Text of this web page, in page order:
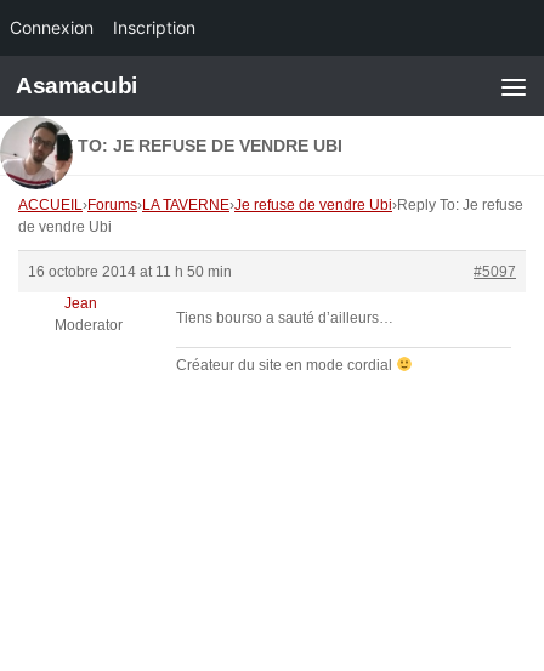
Connexion Inscription
Skip to content
Asamacubi
REPLY TO: JE REFUSE DE VENDRE UBI
ACCUEIL›Forums›LA TAVERNE›Je refuse de vendre Ubi›Reply To: Je refuse
de vendre Ubi
16 octobre 2014 at 11 h 50 min
#5097
Jean
Moderator
Tiens bourso a sauté d’ailleurs…
Créateur du site en mode cordial